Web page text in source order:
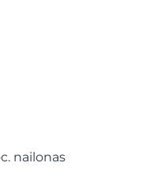
nailonas